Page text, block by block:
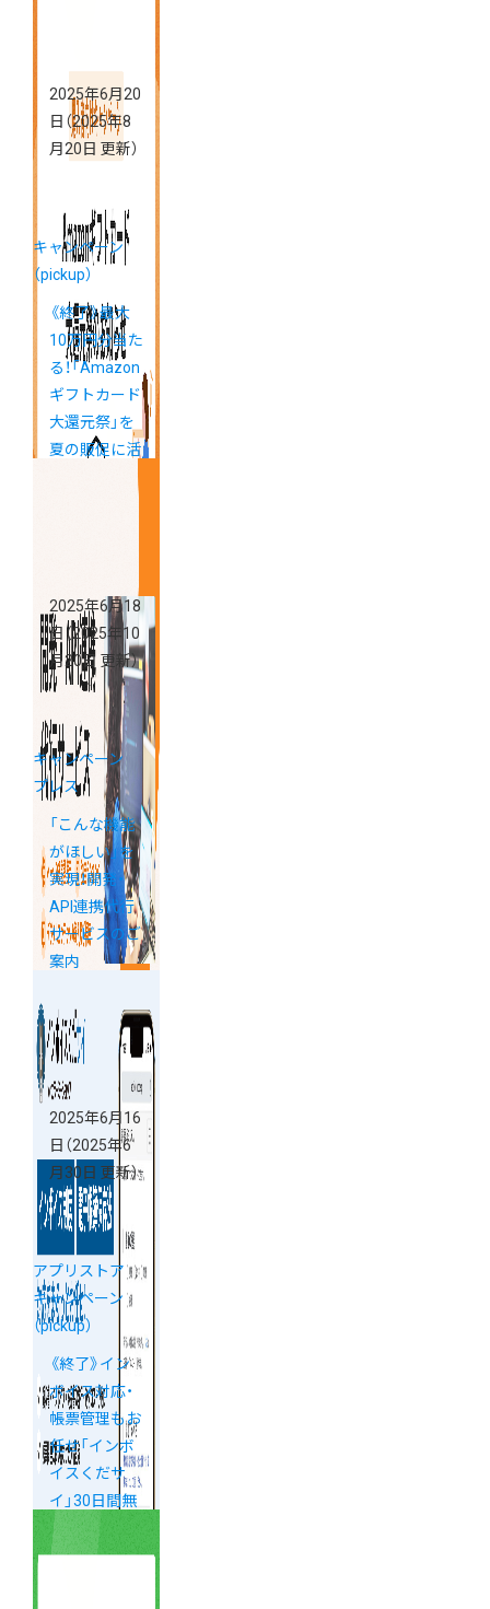
2025年6月20
日 （2025年8
月20日 更新）
キャンペーン
（pickup）
《終了》最大
10万円分当た
る！「Amazon
ギフトカード
大還元祭」を
夏の販促に活
用しましょう
2025年6月18
日 （2025年10
月20日 更新）
キャンペーン
プレス
「こんな機能
がほしい」を
実現！開発・
API連携代行
サービスのご
案内
2025年6月16
日 （2025年6
月30日 更新）
アプリストア
キャンペーン
（pickup）
《終了》イン
ボイス対応・
帳票管理もお
任せ「インボ
イスくだサ
イ」30日間無
料キャンペー
ン